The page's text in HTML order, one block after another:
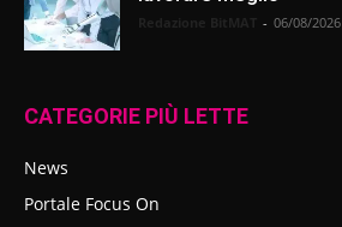
- 06/08/2026
CATEGORIE PIÙ LETTE
News
Portale Focus On